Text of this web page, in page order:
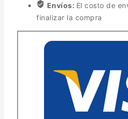
Envíos: El costo de
finalizar la compra